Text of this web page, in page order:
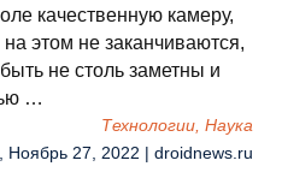
качественную камеру,
этом не заканчиваются,
не столь заметны и
…
Технологии, Наука
Ноябрь 27, 2022 | droidnews.ru